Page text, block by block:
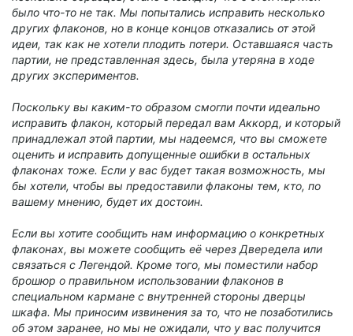
было что-то не так. Мы попытались исправить несколько
других флаконов, но в конце концов отказались от этой
идеи, так как не хотели плодить потери. Оставшаяся часть
партии, не представленная здесь, была утеряна в ходе
других экспериментов.
Поскольку вы каким-то образом смогли почти идеально
исправить флакон, который передал вам Аккорд, и который
принадлежал этой партии, мы надеемся, что вы сможете
оценить и исправить допущенные ошибки в остальных
флаконах тоже. Если у вас будет такая возможность, мы
бы хотели, чтобы вы предоставили флаконы тем, кто, по
вашему мнению, будет их достоин.
Если вы хотите сообщить нам информацию о конкретных
флаконах, вы можете сообщить её через Двередела или
связаться с Легендой. Кроме того, мы поместили набор
брошюр о правильном использовании флаконов в
специальном кармане с внутренней стороны дверцы
шкафа. Мы приносим извинения за то, что не позаботились
об этом заранее, но мы не ожидали, что у вас получится